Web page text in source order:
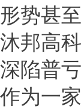
形势甚
沐邦高
深陷普
作为一